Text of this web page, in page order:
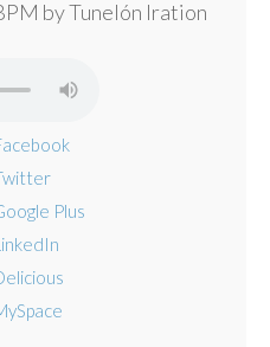
by Tunelón Iration